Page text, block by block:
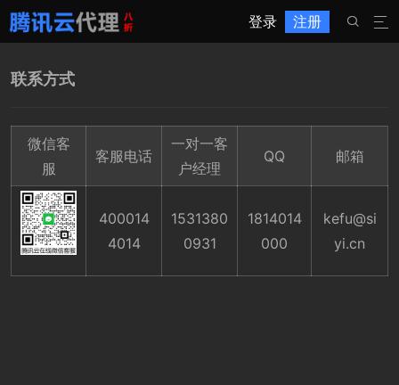
登录 注册 

联系方式
微信客
服
客服电话
一对一客
户经理
QQ 邮箱
400014
4014
1531380
0931
1814014
000
kefu@si
yi.cn